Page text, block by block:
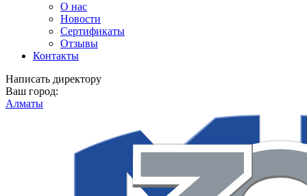
О нас
Новости
Сертификаты
Отзывы
Контакты
Написать директору
Ваш город:
Алматы